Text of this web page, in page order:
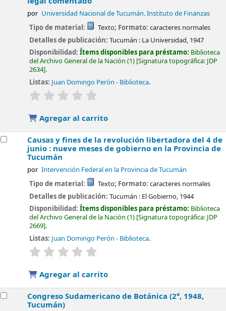
por Universidad Nacional de Tucumán. Instituto de Finanzas
Tipo de material: Texto; Formato: caracteres normales
Detalles de publicación:Tucumán : La Universidad, 1947
Disponibilidad:Ítems disponibles para préstamo: Biblioteca
del Archivo General de la Nación (1) Signatura topográfica: JDP
2634 .
Listas: Juan Domingo Perón - Biblioteca.
valoración
Agregar al carrito
Causas y fines de la revolución libertadora del 4 de
junio : nueve meses de gobierno en la Provincia de
Tucumán
por Intervención Federal en la Provincia de Tucumán
Tipo de material: Texto; Formato: caracteres normales
Detalles de publicación:Tucumán : El Gobierno, 1944
Disponibilidad:Ítems disponibles para préstamo: Biblioteca
del Archivo General de la Nación (1) Signatura topográfica: JDP
2669 .
Listas: Juan Domingo Perón - Biblioteca.
valoración
Agregar al carrito
Congreso Sudamericano de Botánica (2°, 1948,
Tucumán)